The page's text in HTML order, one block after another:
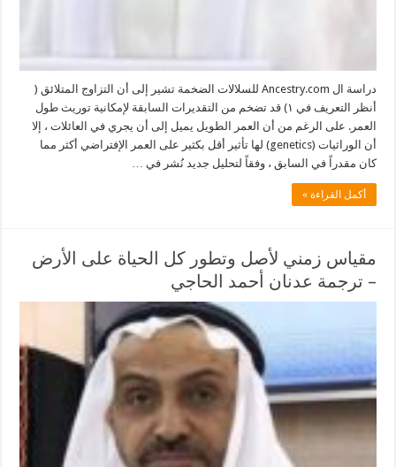
دراسة ال Ancestry.com للسلالات الضخمة تشير إلى أن التزاوج المتلائق (
أنظر التعريف في ١) قد تضخم من التقديرات السابقة لإمكانية توريث طول
العمر. على الرغم من أن العمر الطويل يميل إلى أن يجري في العائلات ، إلا
أن الوراثيات (genetics) لها تأثير أقل بكثير على العمر الإفتراضي أكثر مما
كان مقدراً في السابق ، وفقاً لتحليل جديد نُشر في …
أكمل القراءة »
مقياس زمني لأصل وتطور كل الحياة على الأرض
– ترجمة عدنان أحمد الحاجي